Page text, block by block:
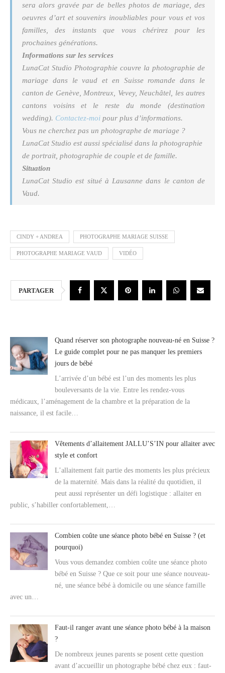
sera alors gravée par de belles photos de mariage, des
oeuvres d’art et souvenirs inoubliables pour vous et vos
familles, des instants que vous chérirez pour les
prochaines générations.
Informations sur les services
LunaCat Studio Photographie couvre la photographie de
mariage dans le vaud et en Suisse romande dans le
canton de Genève, Montreux, Vevey, Neuchâtel, les autres
cantons voisins et le reste du monde (destination
wedding). Contactez-moi pour plus d’informations.
Vous ne cherchez pas un photographe de mariage ?
LunaCat Studio est aussi spécialisé dans la photographie
de portrait, photographie de couple et de famille.
Situation
LunaCat Studio est situé à Lausanne dans le canton de
Vaud.
CINDY + ANDREA PHOTOGRAPHE MARIAGE SUISSE
PHOTOGRAPHE MARIAGE VAUD VIDÉO
PARTAGER
Quand réserver son photographe nouveau-né en Suisse ?
Le guide complet pour ne pas manquer les premiers
jours de bébé
L’arrivée d’un bébé est l’un des moments les plus
bouleversants de la vie. Entre les rendez-vous
médicaux, l’aménagement de la chambre et la préparation de la
naissance, il est facile…
Vêtements d’allaitement JALLU’S’IN pour allaiter avec
style et confort
L’allaitement fait partie des moments les plus précieux
de la maternité. Mais dans la réalité du quotidien, il
peut aussi représenter un défi logistique : allaiter en
public, s’habiller confortablement,…
Combien coûte une séance photo bébé en Suisse ? (et
pourquoi)
Vous vous demandez combien coûte une séance photo
bébé en Suisse ? Que ce soit pour une séance nouveau-
né, une séance bébé à domicile ou une séance famille
avec un…
Faut-il ranger avant une séance photo bébé à la maison
?
De nombreux jeunes parents se posent cette question
avant d’accueillir un photographe bébé chez eux : faut-